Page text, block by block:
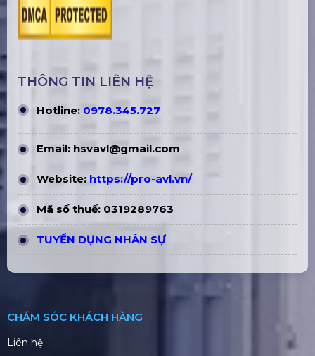
THÔNG TIN LIÊN HỆ
Hotline: 0978.345.727
Email: hsvavl@gmail.com
Website: https://pro-avl.vn/
Mã số thuế: 0319289763
TUYỂN DỤNG NHÂN SỰ
CHĂM SÓC KHÁCH HÀNG
Liên hệ